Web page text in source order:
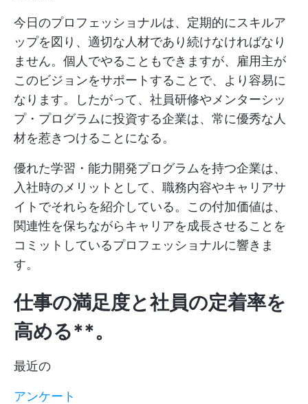
今日のプロフェッショナルは、定期的にスキルア
ップを図り、適切な人材であり続けなければなり
ません。個人でやることもできますが、雇用主が
このビジョンをサポートすることで、より容易に
なります。したがって、社員研修やメンターシッ
プ・プログラムに投資する企業は、常に優秀な人
材を惹きつけることになる。
優れた学習・能力開発プログラムを持つ企業は、
入社時のメリットとして、職務内容やキャリアサ
イトでそれらを紹介している。この付加価値は、
関連性を保ちながらキャリアを成長させることを
コミットしているプロフェッショナルに響きま
す。
仕事の満足度と社員の定着率を
高める**。
最近の
アンケート